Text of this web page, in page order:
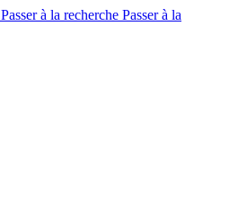
Passer à la recherche Passer à la